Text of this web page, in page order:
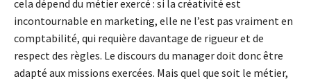
cela dépend du métier exercé : si la créativité est
incontournable en marketing, elle ne l’est pas vraiment en
comptabilité, qui requière davantage de rigueur et de
respect des règles. Le discours du manager doit donc être
adapté aux missions exercées. Mais quel que soit le métier,